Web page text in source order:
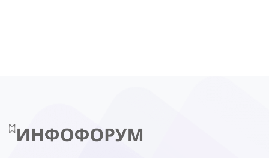
МИНЦИФРЫ РОССИИ NGFW